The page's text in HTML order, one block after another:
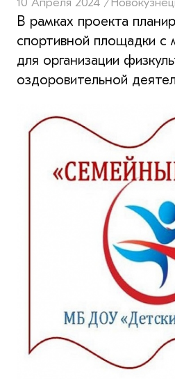
В рамках проекта
спортивной площадки с
для организации
оздоровительной